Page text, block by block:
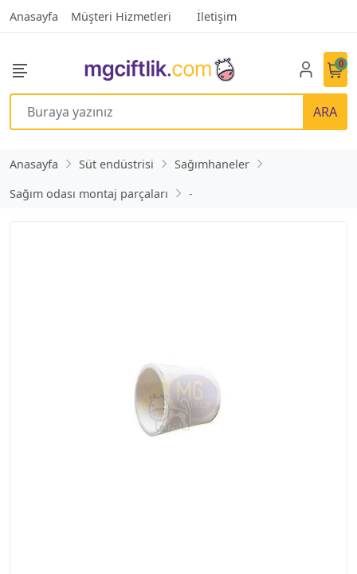
Anasayfa Müşteri Hizmetleri İletişim
ARA
0
Anasayfa Süt endüstrisi
Sağımhaneler
Sağım odası montaj parçaları
-